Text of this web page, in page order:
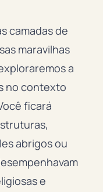
camadas de
maravilhas
a
no contexto
ficará
abrigos ou
e